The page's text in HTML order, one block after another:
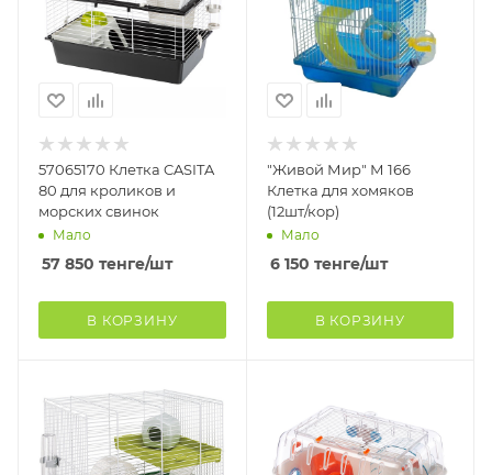
57065170 Клетка CASITA
80 для кроликов и
морских свинок
Мало
57 850 тенге/шт
В КОРЗИНУ
"Живой Мир" М 166
Клетка для хомяков
(12шт/кор)
Мало
6 150 тенге/шт
В КОРЗИНУ